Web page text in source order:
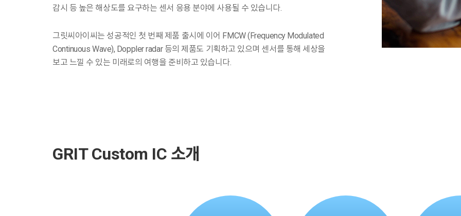
감시 등 높은 해상도를 요구하는 센서 응용 분야에 사용될 수 있습니다.
그릿씨아이씨는 성공적인 첫 번째 제품 출시에 이어 FMCW (Frequency Modulated
Continuous Wave), Doppler radar 등의 제품도 기획하고 있으며 센서를 통해 세상을
보고 느낄 수 있는 미래로의 여행을 준비하고 있습니다.
GRIT Custom IC 소개